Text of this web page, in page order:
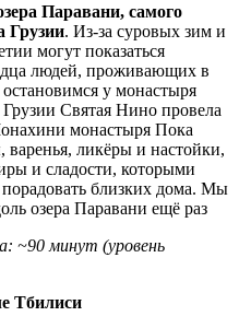
Паравани, самого
Грузии. Из-за суровых зим и
могут показаться
людей, проживающих в
у монастыря
Святая Нино провела
монастыря Пока
ликёры и настойки,
и сладости, которыми
близких дома. Мы
озера Паравани ещё раз
~90 минут (уровень
Тбилиси